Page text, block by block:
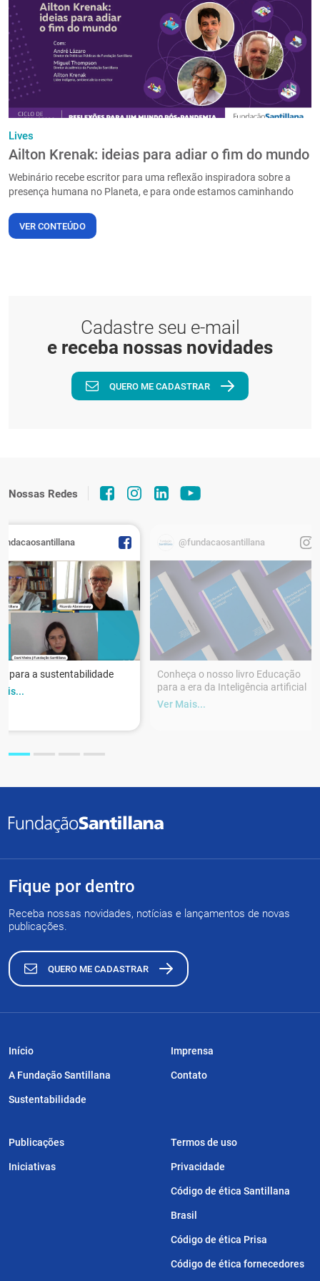
PT
Lives
Ailton Krenak: ideias para adiar o fim do mundo
Webinário recebe escritor para uma reflexão inspiradora sobre a
presença humana no Planeta, e para onde estamos caminhando
VER CONTEÚDO
Cadastre seu e-mail
e receba nossas novidades
QUERO ME CADASTRAR
Nossas Redes
para a sustentabilidade
@fundacaosantillana
Conheça o nosso livro Educação
para a era da Inteligência artificial
Ver Mais...
Fique por dentro
Receba nossas novidades, notícias e lançamentos de novas
publicações.
QUERO ME CADASTRAR
Início
A Fundação Santillana
Sustentabilidade
Publicações
Iniciativas
Imprensa
Contato
Termos de uso
Privacidade
Código de ética Santillana
Brasil
Código de ética Prisa
Código de ética fornecedores